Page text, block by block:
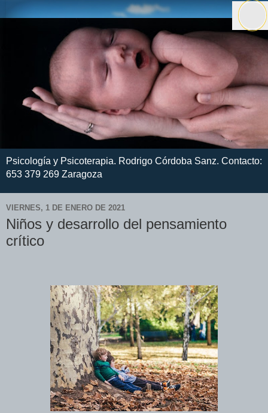
Psicología y Psicoterapia. Rodrigo Córdoba Sanz. Contacto:
653 379 269 Zaragoza
VIERNES, 1 DE ENERO DE 2021
Niños y desarrollo del pensamiento
crítico
El